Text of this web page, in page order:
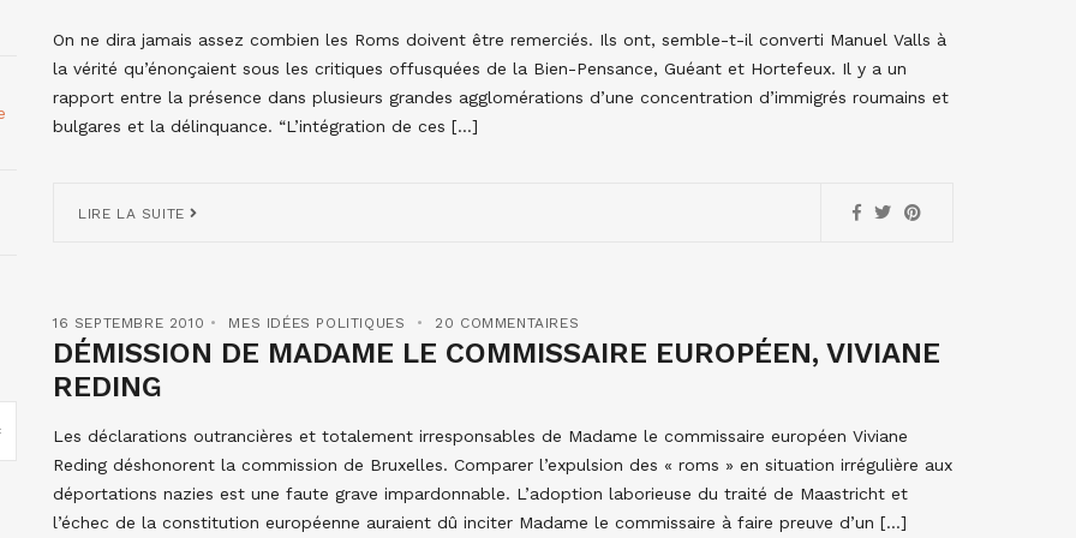
On ne dira jamais assez combien les Roms doivent être remerciés. Ils ont, semble-t-il converti Manuel Valls à
la vérité qu’énonçaient sous les critiques offusquées de la Bien-Pensance, Guéant et Hortefeux. Il y a un
rapport entre la présence dans plusieurs grandes agglomérations d’une concentration d’immigrés roumains et
bulgares et la délinquance. “L’intégration de ces […]
LIRE LA SUITE
16 SEPTEMBRE 2010 MES IDÉES POLITIQUES 20 COMMENTAIRES
DÉMISSION DE MADAME LE COMMISSAIRE EUROPÉEN, VIVIANE
REDING
Les déclarations outrancières et totalement irresponsables de Madame le commissaire européen Viviane
Reding déshonorent la commission de Bruxelles. Comparer l’expulsion des « roms » en situation irrégulière aux
déportations nazies est une faute grave impardonnable. L’adoption laborieuse du traité de Maastricht et
l’échec de la constitution européenne auraient dû inciter Madame le commissaire à faire preuve d’un […]